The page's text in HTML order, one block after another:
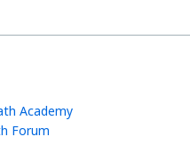
Academy
Forum